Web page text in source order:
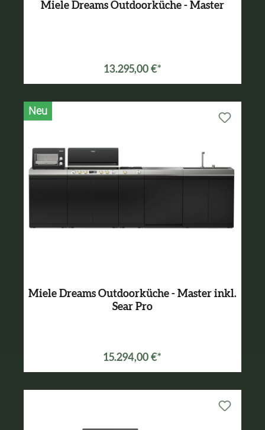
Miele Dreams Outdoorküche - Master
13.295,00 €*
Neu
Miele Dreams Outdoorküche - Master inkl.
Sear Pro
15.294,00 €*